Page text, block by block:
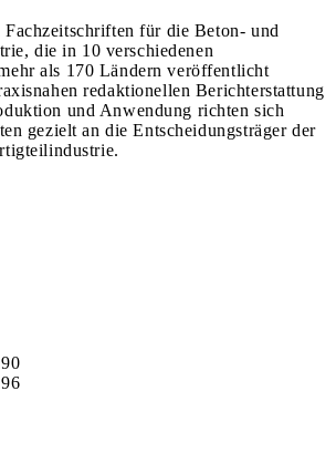
für die Beton- und
die in 10 verschiedenen
als 170 Ländern veröffentlicht
redaktionellen Berichterstattung
und Anwendung richten sich
gezielt an die Entscheidungsträger der